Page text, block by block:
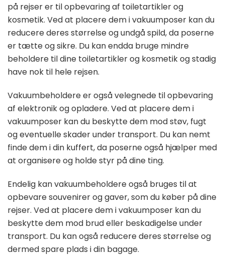
på rejser er til opbevaring af toiletartikler og
kosmetik. Ved at placere dem i vakuumposer kan du
reducere deres størrelse og undgå spild, da poserne
er tætte og sikre. Du kan endda bruge mindre
beholdere til dine toiletartikler og kosmetik og stadig
have nok til hele rejsen.
Vakuumbeholdere er også velegnede til opbevaring
af elektronik og opladere. Ved at placere dem i
vakuumposer kan du beskytte dem mod støv, fugt
og eventuelle skader under transport. Du kan nemt
finde dem i din kuffert, da poserne også hjælper med
at organisere og holde styr på dine ting.
Endelig kan vakuumbeholdere også bruges til at
opbevare souvenirer og gaver, som du køber på dine
rejser. Ved at placere dem i vakuumposer kan du
beskytte dem mod brud eller beskadigelse under
transport. Du kan også reducere deres størrelse og
dermed spare plads i din bagage.